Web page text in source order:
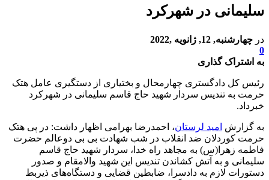
سلیمانی در شهرکرد
در چهارشنبه, 12, ژانویه ,2022
0
به اشتراک گذاری
رئیس کل دادگستری چهارمحال و بختیاری از دستگیری عامل هتک
حرمت به تندیس سردار شهید حاج قاسم سلیمانی در شهرکرد
خبرداد.
به گزارش امید لرستان، احمدرضا بهرامی اظهار ‌داشت: در پی هتک
حرمت کوردلان ضد انقلاب در شب شهادت بی­ بی دوعالم حضرت
فاطمه زهرا(س) به مجاهد راه خدا، سردار شهید حاج قاسم
سلیمانی و به آتش کشاندن تندیس این شهید والامقام و صدور
دستورات لازم به دادسرا، ضابطین قضایی و دستگاه‌های ذیربط